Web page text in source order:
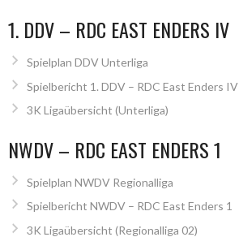
1. DDV – RDC EAST ENDERS IV
Spielplan DDV Unterliga
Spielbericht 1. DDV – RDC East Enders IV
3K Ligaübersicht (Unterliga)
NWDV – RDC EAST ENDERS 1
Spielplan NWDV Regionalliga
Spielbericht NWDV – RDC East Enders 1
3K Ligaübersicht (Regionalliga 02)